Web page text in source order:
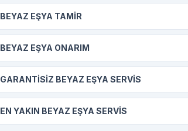
BEYAZ EŞYA TAMIR
BEYAZ EŞYA ONARIM
GARANTISIZ BEYAZ EŞYA SERVIS
EN YAKIN BEYAZ EŞYA SERVIS